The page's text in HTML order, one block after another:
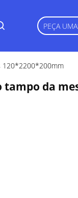
PEÇA
120*2200*200mm
tampo da